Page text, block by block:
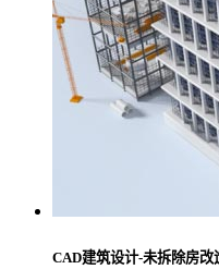
CAD建筑设计-未拆除房改